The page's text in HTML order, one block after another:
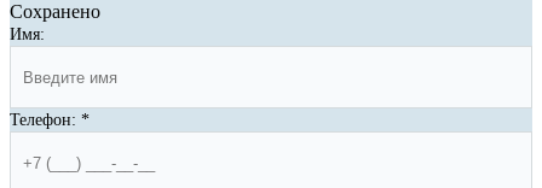
Сохранено
Имя:
Телефон: *